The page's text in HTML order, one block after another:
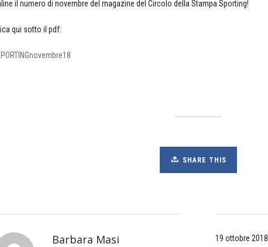
il numero di novembre del magazine del Circolo della Stampa Sporting!
qui sotto il pdf:
SHARE THIS
Barbara Masi
19 ottobre 2018